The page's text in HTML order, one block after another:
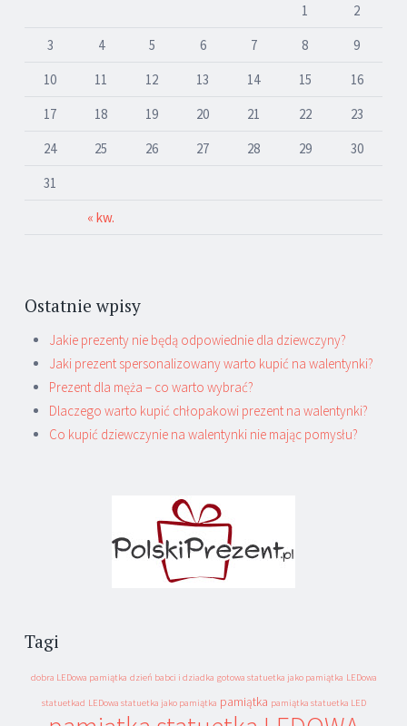
« kw.
1
2
3
4 5 6 7 8
9
10
11 12 13 14 15
16
17
18 19 20 21 22
23
24
25 26 27 28 29
30
31
Ostatnie wpisy
Jakie prezenty nie będą odpowiednie dla dziewczyny?
Jaki prezent spersonalizowany warto kupić na walentynki?
Prezent dla męża – co warto wybrać?
Dlaczego warto kupić chłopakowi prezent na walentynki?
Co kupić dziewczynie na walentynki nie mając pomysłu?
Tagi
dobra LEDowa pamiątka dzień babci i dziadka gotowa statuetka jako pamiątka LEDowa
statuetkad LEDowa statuetka jako pamiątka pamiątka pamiątka statuetka LED